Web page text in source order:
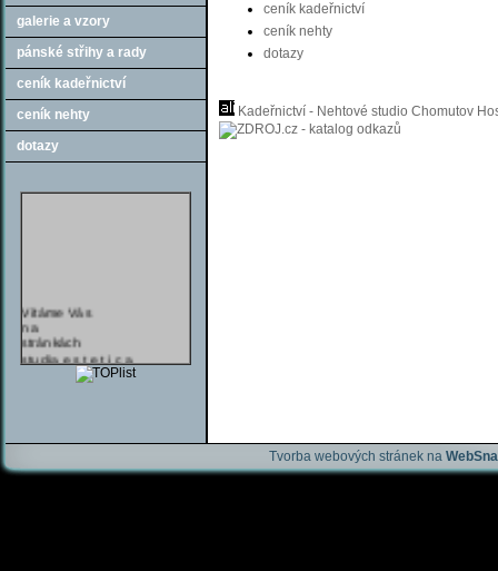
galerie a vzory
pánské střihy a rady
ceník kadeřnictví
ceník nehty
dotazy
Vítáme Vás
na
stránkách
studia e s t e t i c a
a věříme,
že zde najdete
NOKIA !!.
ceník kadeřnictví
ceník nehty
dotazy
Kadeřnictví - Nehtové studio Chomutov
Tvorba webových stránek na